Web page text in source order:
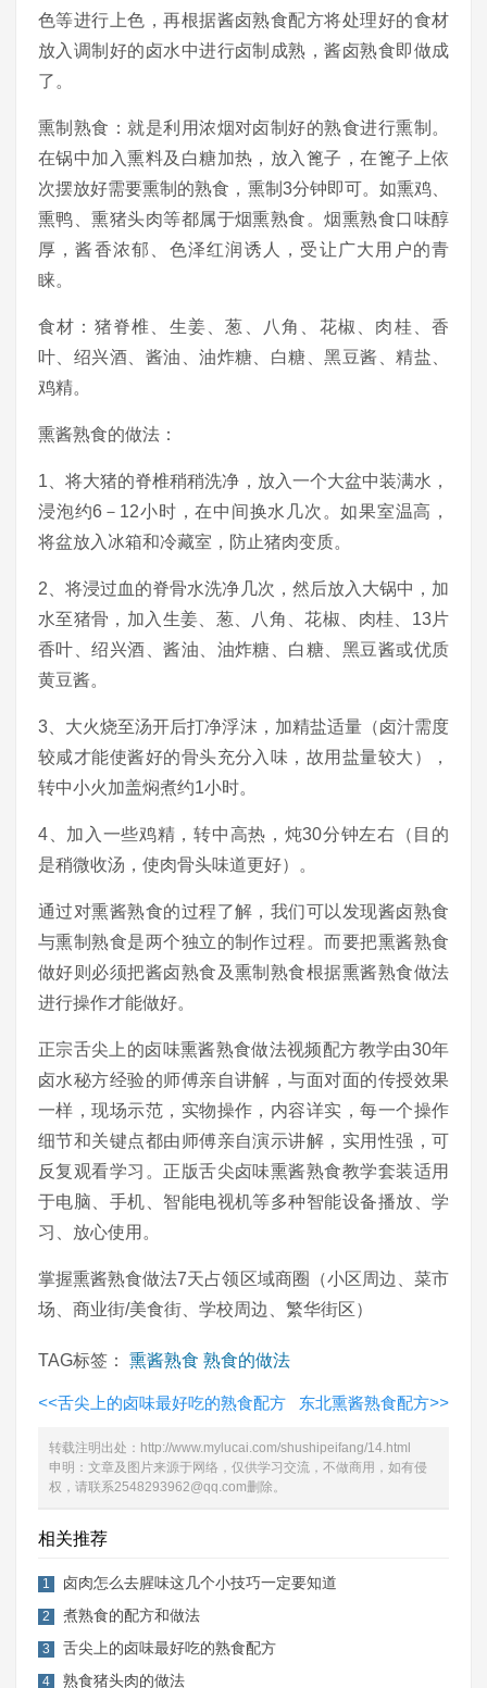
色等进行上色，再根据酱卤熟食配方将处理好的食材
放入调制好的卤水中进行卤制成熟，酱卤熟食即做成
了。
熏制熟食：就是利用浓烟对卤制好的熟食进行熏制。
在锅中加入熏料及白糖加热，放入篦子，在篦子上依
次摆放好需要熏制的熟食，熏制3分钟即可。如熏鸡、
熏鸭、熏猪头肉等都属于烟熏熟食。烟熏熟食口味醇
厚，酱香浓郁、色泽红润诱人，受让广大用户的青
睐。
食材：猪脊椎、生姜、葱、八角、花椒、肉桂、香
叶、绍兴酒、酱油、油炸糖、白糖、黑豆酱、精盐、
鸡精。
熏酱熟食的做法：
1、将大猪的脊椎稍稍洗净，放入一个大盆中装满水，
浸泡约6－12小时，在中间换水几次。如果室温高，
将盆放入冰箱和冷藏室，防止猪肉变质。
2、将浸过血的脊骨水洗净几次，然后放入大锅中，加
水至猪骨，加入生姜、葱、八角、花椒、肉桂、13片
香叶、绍兴酒、酱油、油炸糖、白糖、黑豆酱或优质
黄豆酱。
3、大火烧至汤开后打净浮沫，加精盐适量（卤汁需度
较咸才能使酱好的骨头充分入味，故用盐量较大），
转中小火加盖焖煮约1小时。
4、加入一些鸡精，转中高热，炖30分钟左右（目的
是稍微收汤，使肉骨头味道更好）。
通过对熏酱熟食的过程了解，我们可以发现酱卤熟食
与熏制熟食是两个独立的制作过程。而要把熏酱熟食
做好则必须把酱卤熟食及熏制熟食根据熏酱熟食做法
进行操作才能做好。
正宗舌尖上的卤味熏酱熟食做法视频配方教学由30年
卤水秘方经验的师傅亲自讲解，与面对面的传授效果
一样，现场示范，实物操作，内容详实，每一个操作
细节和关键点都由师傅亲自演示讲解，实用性强，可
反复观看学习。正版舌尖卤味熏酱熟食教学套装适用
于电脑、手机、智能电视机等多种智能设备播放、学
习、放心使用。
掌握熏酱熟食做法7天占领区域商圈（小区周边、菜市
场、商业街/美食街、学校周边、繁华街区）
TAG标签： 熏酱熟食 熟食的做法
<<舌尖上的卤味最好吃的熟食配方 东北熏酱熟食配方>>
转载注明出处： http://www.mylucai.com/shushipeifang/14.html
申明：文章及图片来源于网络，仅供学习交流，不做商用，如有侵
权，请联系2548293962@qq.com删除。
相关推荐
1 卤肉怎么去腥味这几个小技巧一定要知道
2 煮熟食的配方和做法
3 舌尖上的卤味最好吃的熟食配方
4 熟食猪头肉的做法